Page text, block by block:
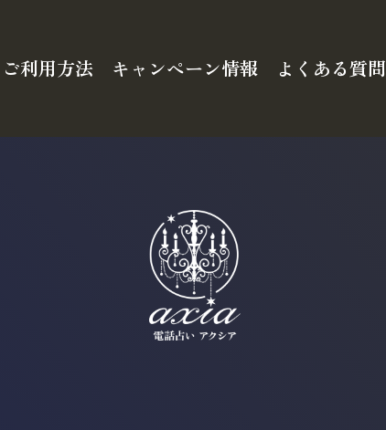
ご利用方法 キャンペーン情報 よくある質問